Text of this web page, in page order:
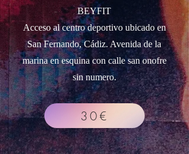
BEYFIT
Acceso al centro deportivo ubicado en
San Fernando, Cádiz. Avenida de la
marina en esquina con calle san onofre
sin numero.
30€